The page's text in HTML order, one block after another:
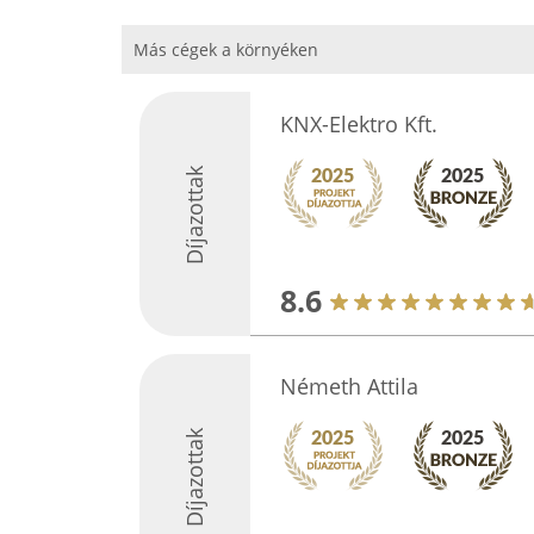
Más cégek a környéken
Díjazottak
KNX-Elektro Kft.
8.6
Díjazottak
Németh Attila